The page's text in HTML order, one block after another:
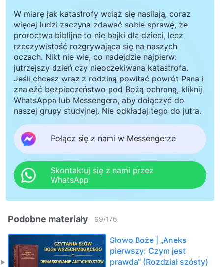
W miarę jak katastrofy wciąż się nasilają, coraz
więcej ludzi zaczyna zdawać sobie sprawę, że
proroctwa biblijne to nie bajki dla dzieci, lecz
rzeczywistość rozgrywająca się na naszych
oczach. Nikt nie wie, co nadejdzie najpierw:
jutrzejszy dzień czy nieoczekiwana katastrofa.
Jeśli chcesz wraz z rodziną powitać powrót Pana i
znaleźć bezpieczeństwo pod Bożą ochroną, kliknij
WhatsAppa lub Messengera, aby dołączyć do
naszej grupy studyjnej. Nie odkładaj tego do jutra.
Połącz się z nami w Messengerze
Skontaktuj się z nami przez
WhatsApp
Podobne materiały 69/176
Słowo Boże | „Aneks
pierwszy: Czym jest
prawda” (Rozdział szósty)